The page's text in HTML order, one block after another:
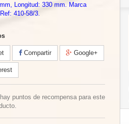
Longitud: 330 mm. Marca
410-58/3.
Compartir Google+
puntos de recompensa para este